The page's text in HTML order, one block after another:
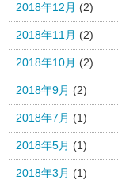
2018年12月 (2)
2018年11月 (2)
2018年10月 (2)
2018年9月 (2)
2018年7月 (1)
2018年5月 (1)
2018年3月 (1)